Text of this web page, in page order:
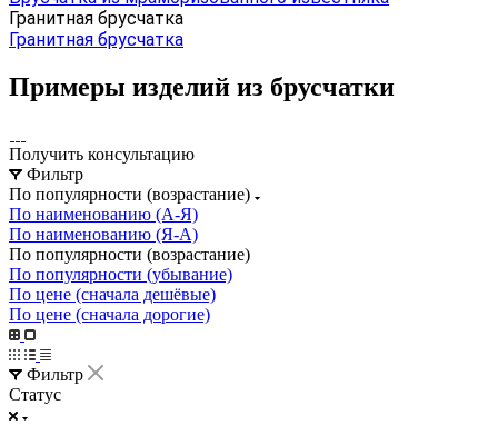
Гранитная брусчатка
Гранитная брусчатка
Примеры изделий из брусчатки
Получить консультацию
Фильтр
По популярности (возрастание)
По наименованию (А-Я)
По наименованию (Я-А)
По популярности (возрастание)
По популярности (убывание)
По цене (сначала дешёвые)
По цене (сначала дорогие)
Фильтр
Статус